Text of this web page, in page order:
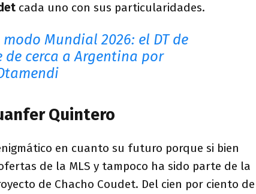
cada uno con sus particularidades.
modo Mundial 2026: el DT de
de cerca a Argentina por
Quintero
en cuanto su futuro porque si bien
de la MLS y tampoco ha sido parte de la
de Chacho Coudet. Del cien por ciento de